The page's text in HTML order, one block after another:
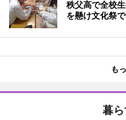
秩父高で全校
を懸け文化祭
も
暮ら